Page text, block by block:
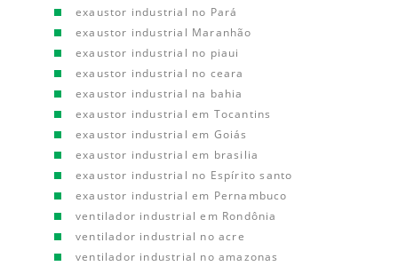
exaustor industrial no Pará
exaustor industrial Maranhão
exaustor industrial no piaui
exaustor industrial no ceara
exaustor industrial na bahia
exaustor industrial em Tocantins
exaustor industrial em Goiás
exaustor industrial em brasilia
exaustor industrial no Espírito santo
exaustor industrial em Pernambuco
ventilador industrial em Rondônia
ventilador industrial no acre
ventilador industrial no amazonas